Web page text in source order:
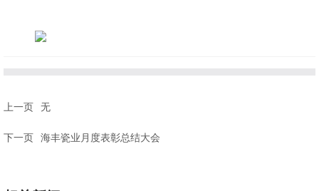
上一页 无
下一页 海丰瓷业月度表彰总结大会